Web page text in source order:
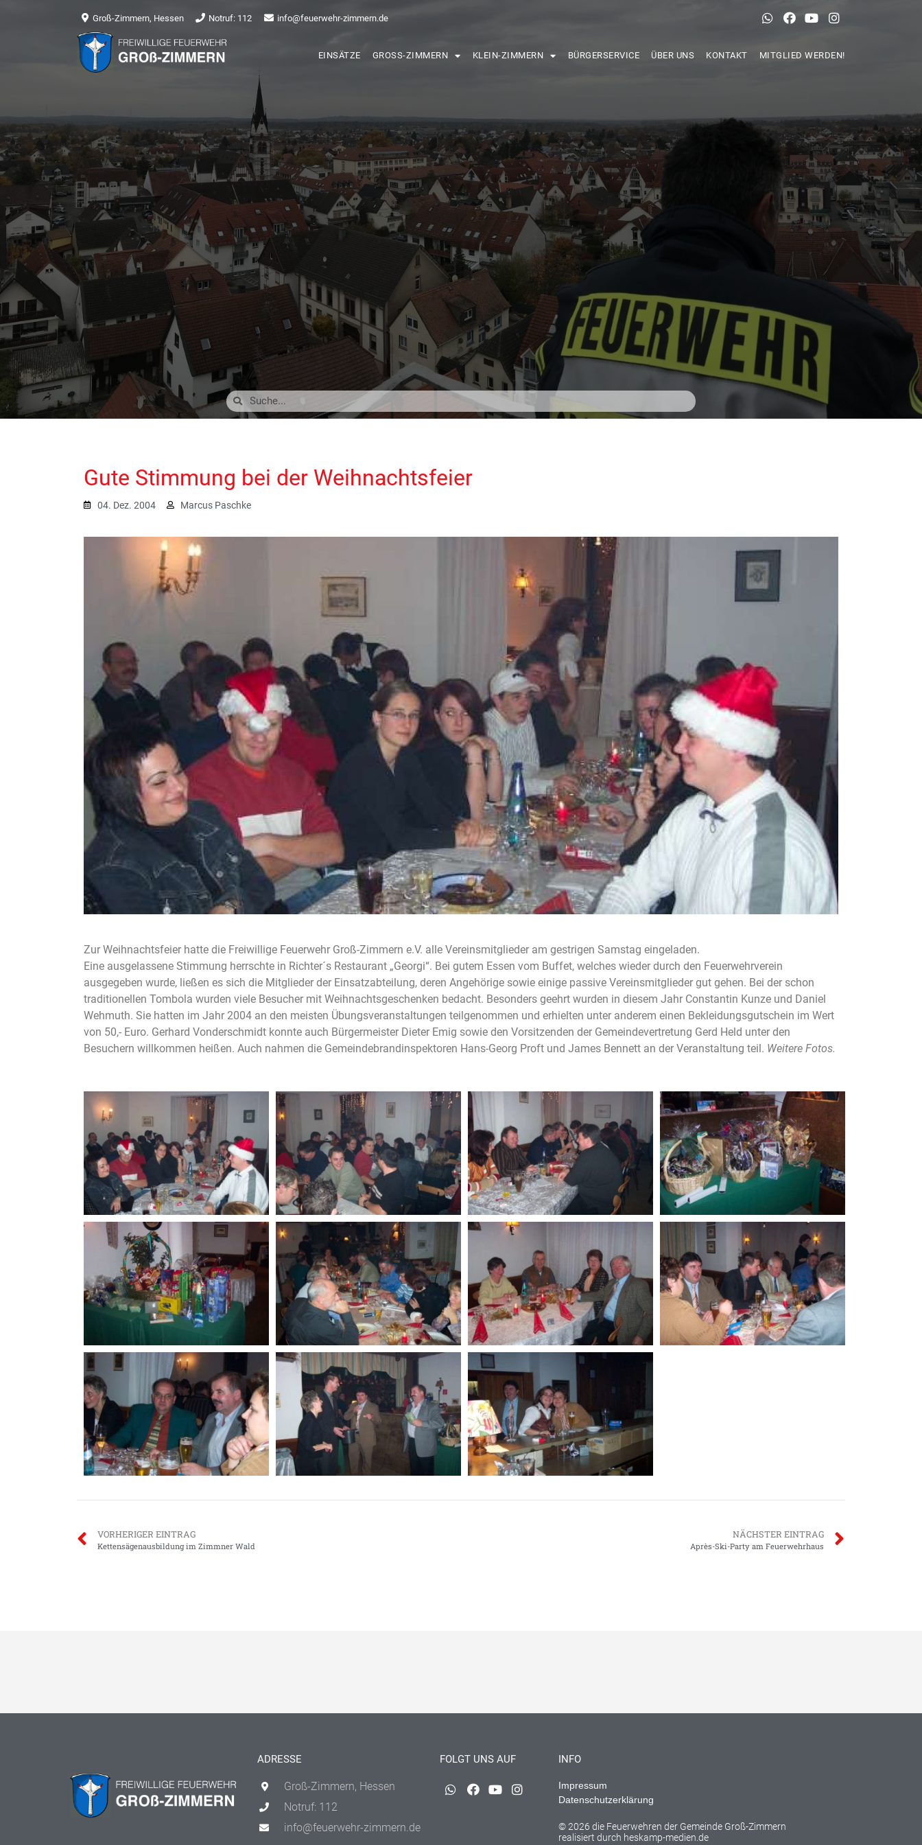
Groß-Zimmern, Hessen Notruf: 112 info@feuerwehr-zimmern.de
EINSÄTZE GROSS-ZIMMERN KLEIN-ZIMMERN BÜRGERSERVICE ÜBER UNS KONTAKT MITGLIED WERDEN!
Gute Stimmung bei der Weihnachtsfeier
04. Dez. 2004 Marcus Paschke
Zur Weihnachtsfeier hatte die Freiwillige Feuerwehr Groß-Zimmern e.V. alle Vereinsmitglieder am gestrigen Samstag eingeladen.
Eine ausgelassene Stimmung herrschte in Richter´s Restaurant „Georgi“. Bei gutem Essen vom Buffet, welches wieder durch den Feuerwehrverein
ausgegeben wurde, ließen es sich die Mitglieder der Einsatzabteilung, deren Angehörige sowie einige passive Vereinsmitglieder gut gehen. Bei der schon
traditionellen Tombola wurden viele Besucher mit Weihnachtsgeschenken bedacht. Besonders geehrt wurden in diesem Jahr Constantin Kunze und Daniel
Wehmuth. Sie hatten im Jahr 2004 an den meisten Übungsveranstaltungen teilgenommen und erhielten unter anderem einen Bekleidungsgutschein im Wert
von 50,- Euro. Gerhard Vonderschmidt konnte auch Bürgermeister Dieter Emig sowie den Vorsitzenden der Gemeindevertretung Gerd Held unter den
Besuchern willkommen heißen. Auch nahmen die Gemeindebrandinspektoren Hans-Georg Proft und James Bennett an der Veranstaltung teil. Weitere Fotos.
VORHERIGER EINTRAG
Kettensägenausbildung im Zimmner Wald
NÄCHSTER EINTRAG
Après-Ski-Party am Feuerwehrhaus
ADRESSE
Groß-Zimmern, Hessen
Notruf: 112
info@feuerwehr-zimmern.de
FOLGT UNS AUF INFO
Impressum
Datenschutzerklärung
© 2026 die Feuerwehren der Gemeinde Groß-Zimmern
realisiert durch heskamp-medien.de